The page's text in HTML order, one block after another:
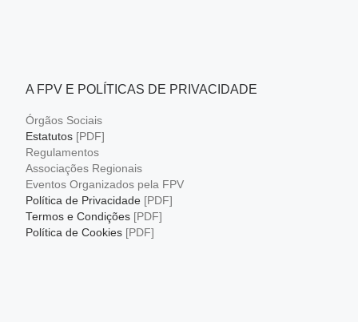
A FPV E POLÍTICAS DE PRIVACIDADE
Órgãos Sociais
Estatutos [PDF]
Regulamentos
Associações Regionais
Eventos Organizados pela FPV
Política de Privacidade [PDF]
Termos e Condições [PDF]
Política de Cookies [PDF]